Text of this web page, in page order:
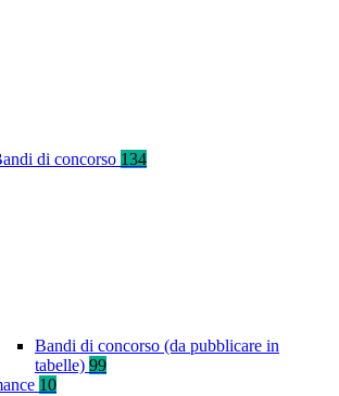
di concorso 134
Bandi di concorso (da pubblicare in
tabelle) 99
10